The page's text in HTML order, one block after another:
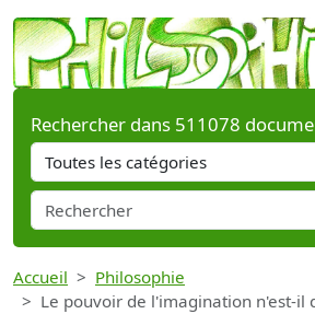
Rechercher dans 511078
Accueil
Philosophie
Le pouvoir de l'imagination n'est-il